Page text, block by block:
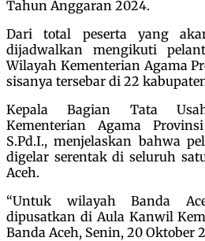
Tahun Anggaran 2024.
Dari total peserta yang
dijadwalkan mengikuti
Wilayah Kementerian Agama
sisanya tersebar di 22
Kepala Bagian Tata
Kementerian Agama
S.Pd.I., menjelaskan bahwa
digelar serentak di seluruh
Aceh.
“Untuk wilayah Banda
dipusatkan di Aula Kanwil
Banda Aceh, Senin, 20 Oktober